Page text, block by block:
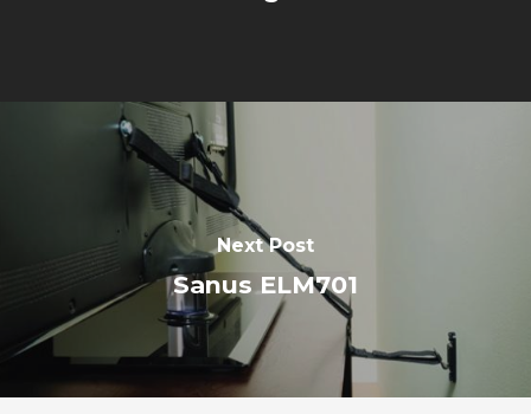
Next Post
Sanus ELM701